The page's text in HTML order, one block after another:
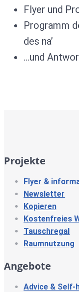
Flyer und
Programm
des na’
…und
Projekte
Flyer &
Newsletter
Kopieren
Kostenfreies
Tauschregal
Raumnutzung
Angebote
Advice & Self-